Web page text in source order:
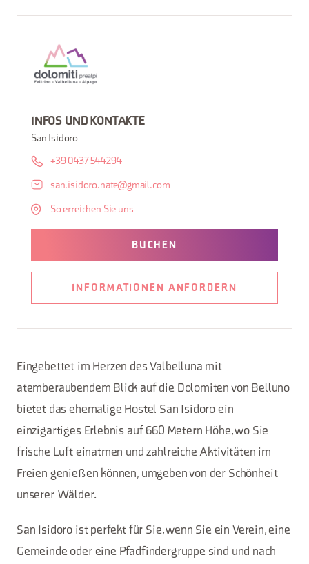
INFOS UND KONTAKTE
San Isidoro
+39 0437 544294
san.isidoro.nate@gmail.com
So erreichen Sie uns
BUCHEN
INFORMATIONEN ANFORDERN
Eingebettet im Herzen des Valbelluna mit
atemberaubendem Blick auf die Dolomiten von Belluno
bietet das ehemalige Hostel San Isidoro ein
einzigartiges Erlebnis auf 660 Metern Höhe, wo Sie
frische Luft einatmen und zahlreiche Aktivitäten im
Freien genießen können, umgeben von der Schönheit
unserer Wälder.
San Isidoro ist perfekt für Sie, wenn Sie ein Verein, eine
Gemeinde oder eine Pfadfindergruppe sind und nach